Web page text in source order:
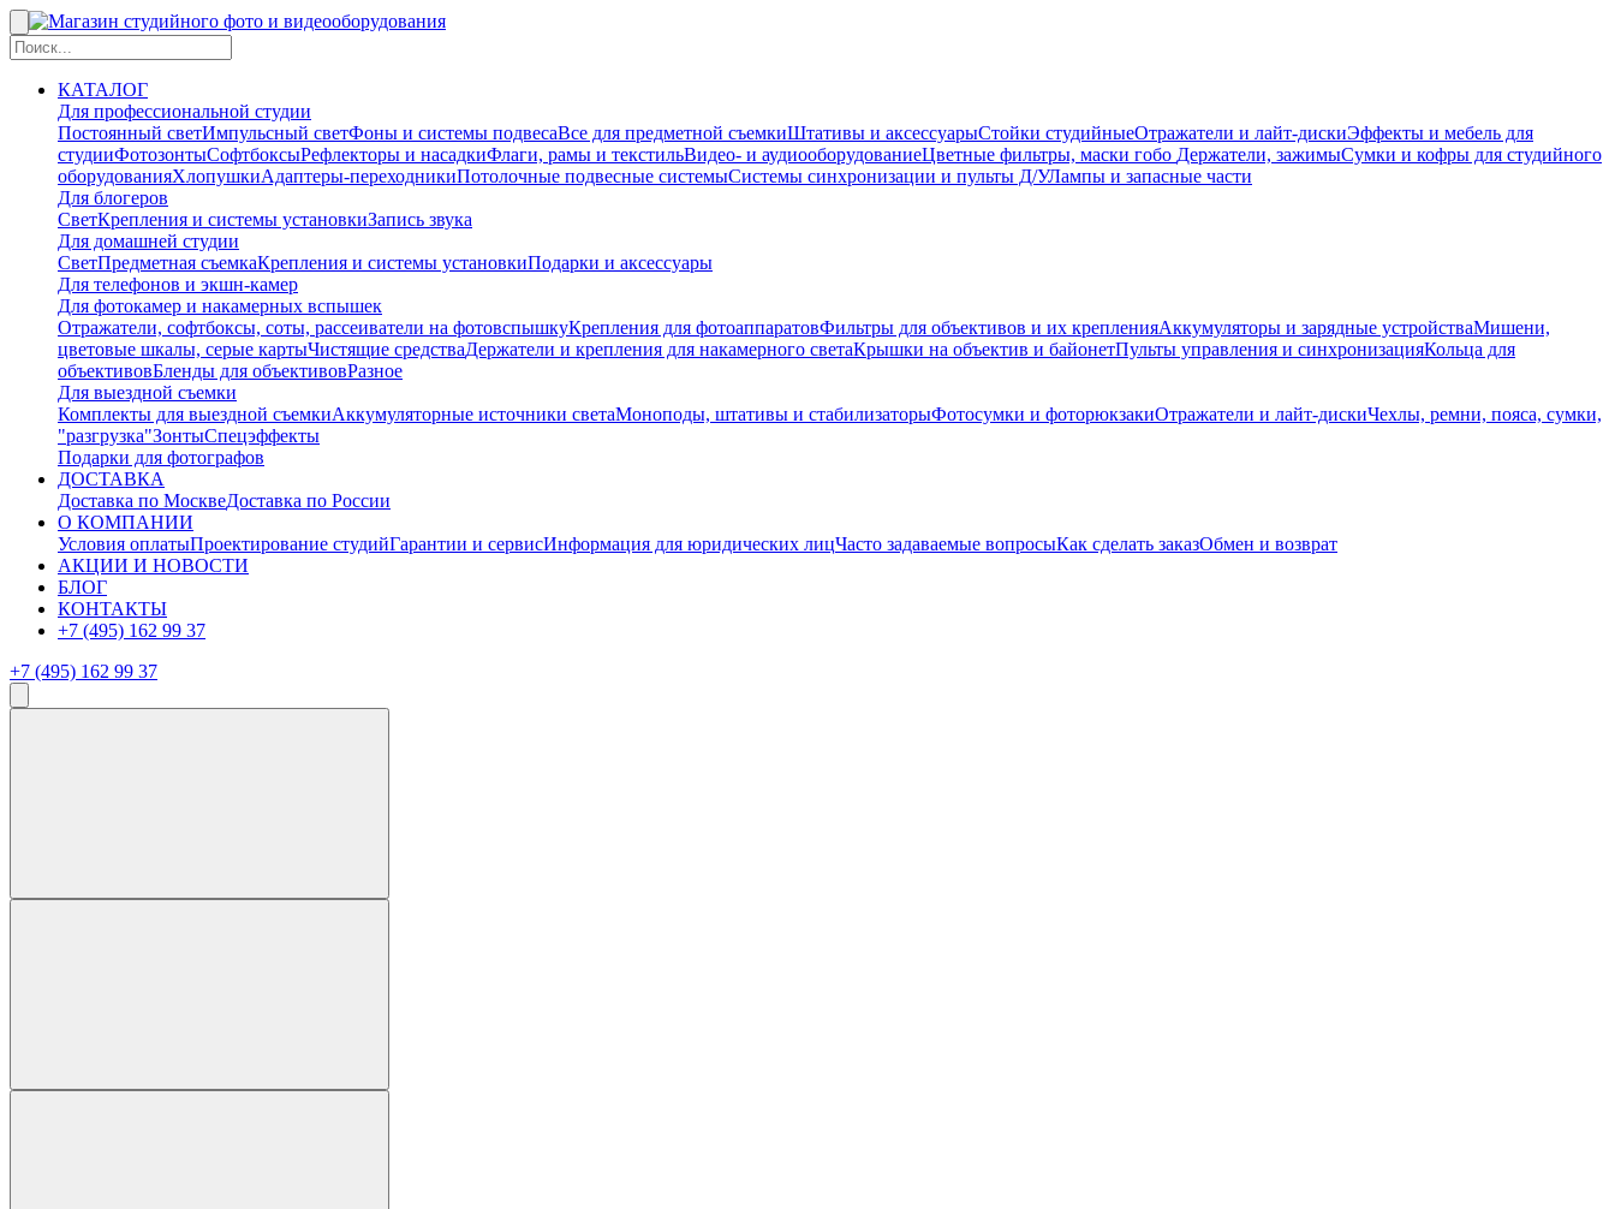
КАТАЛОГ
Для профессиональной студии
Постоянный светИмпульсный светФоны и системы подвесаВсе для предметной съемкиШтативы и аксессуарыСтойки студийныеОтражатели и лайт-дискиЭффекты и мебель для
студииФотозонтыСофтбоксыРефлекторы и насадкиФлаги, рамы и текстильВидео- и аудиооборудованиеЦветные фильтры, маски гобо Держатели, зажимыСумки и кофры для студийного
оборудованияХлопушкиАдаптеры-переходникиПотолочные подвесные системыСистемы синхронизации и пульты Д/УЛампы и запасные части
Для блогеров
СветКрепления и системы установкиЗапись звука
Для домашней студии
СветПредметная съемкаКрепления и системы установкиПодарки и аксессуары
Для телефонов и экшн-камер
Для фотокамер и накамерных вспышек
Отражатели, софтбоксы, соты, рассеиватели на фотовспышкуКрепления для фотоаппаратовФильтры для объективов и их крепленияАккумуляторы и зарядные устройстваМишени,
цветовые шкалы, серые картыЧистящие средстваДержатели и крепления для накамерного светаКрышки на объектив и байонетПульты управления и синхронизацияКольца для
объективовБленды для объективовРазное
Для выездной съемки
Комплекты для выездной съемкиАккумуляторные источники светаМоноподы, штативы и стабилизаторыФотосумки и фоторюкзакиОтражатели и лайт-дискиЧехлы, ремни, пояса, сумки,
"разгрузка"ЗонтыСпецэффекты
Подарки для фотографов
ДОСТАВКА
Доставка по МосквеДоставка по России
О КОМПАНИИ
Условия оплатыПроектирование студийГарантии и сервисИнформация для юридических лицЧасто задаваемые вопросыКак сделать заказОбмен и возврат
АКЦИИ И НОВОСТИ
БЛОГ
КОНТАКТЫ
+7 (495) 162 99 37
+7 (495) 162 99 37